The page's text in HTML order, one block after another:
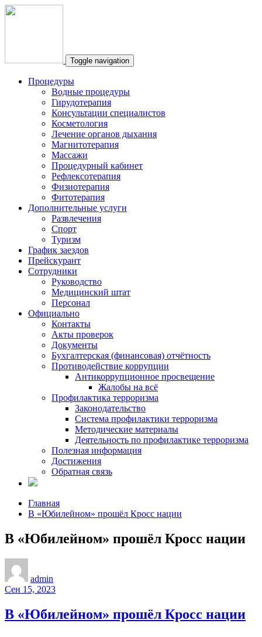
Toggle navigation
Процедуры
Водные процедуры
Гирудотерапия
Консультации специалистов
Косметология
Лечение органов дыхания
Магнитотерапия
Массажи
Процедурный кабинет
Рефлексотерапия
Физиотерапия
Фитотерапия
Дополнительные услуги
Развлечения
Спорт
Туризм
График заездов
Прейскурант
Сотрудники
Руководство
Медицинский штат
Персонал
Официально
Контакты
Акты проверок
Документы
Бухгалтерская (финансовая) отчётность
Противодействие коррупции
Антикоррупционное просвещение
Жалобы на всё
Профилактика терроризма
Законодательство
Система профилактики терроризма
Методические материалы
Деятельность по профилактике терроризма
Полезная информация
Достижения
Обратная связь
Главная
В «Юбилейном» прошёл Кросс нации
В «Юбилейном» прошёл Кросс нации
admin
Сен 15, 2023
В «Юбилейном» прошёл Кросс нации